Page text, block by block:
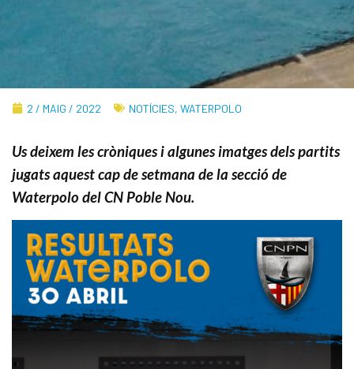
2 / MAIG / 2022 NOTÍCIES, WATERPOLO
Us deixem les cròniques i algunes imatges dels partits
jugats aquest cap de setmana de la secció de
Waterpolo del CN Poble Nou.